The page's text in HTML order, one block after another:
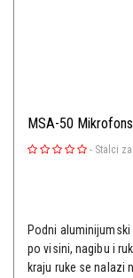
MSA-50
- Stalci
Podni
po visini, nagibu i
kraju ruke se nalazi